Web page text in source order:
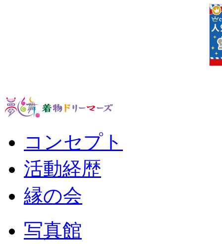
コンセプト
活動経歴
縁の会
写真館